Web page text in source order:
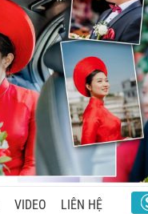
VIDEO LIÊN HỆ